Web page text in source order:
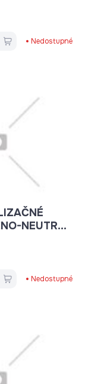
Nedostupné
NEUTRA
Nedostupné